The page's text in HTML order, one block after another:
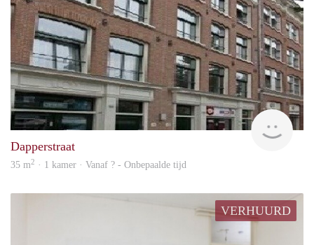
rent
Dapperstraat
35 m2 · 1 kamer · Vanaf ? - Onbepaalde tijd
VERHUURD